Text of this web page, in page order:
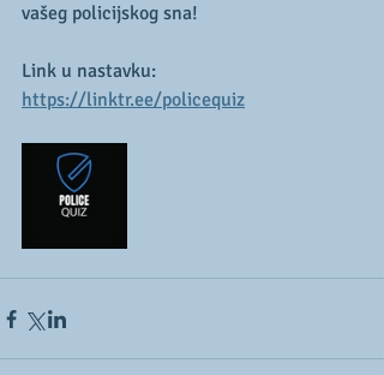
vašeg policijskog sna!
Link u nastavku:
https://linktr.ee/policequiz